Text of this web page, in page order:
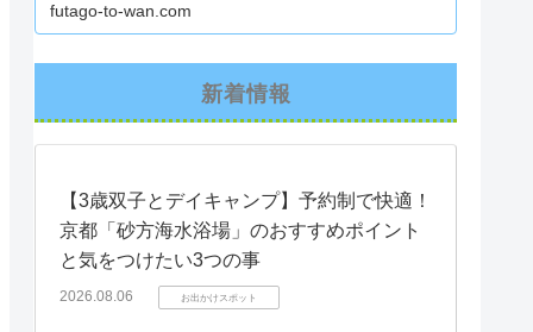
#イラスト日記
futago-to-wan.com
新着情報
【3歳双子とデイキャンプ】予約制で快適！
京都「砂方海水浴場」のおすすめポイント
と気をつけたい3つの事
2026.08.06 お出かけスポット